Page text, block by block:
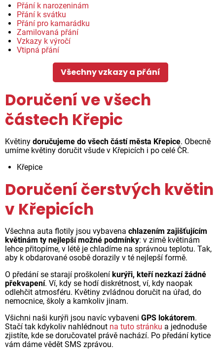
Přání k narozeninám
Přání k svátku
Přání pro kamarádku
Zamilovaná přání
Vzkazy k výročí
Vtipná přání
Všechny vzkazy a přání
Doručení ve všech
částech Křepic
Květiny doručujeme do všech částí města Křepice. Obecně
umíme květiny doručit všude v Křepicích i po celé ČR.
Křepice
Doručení čerstvých květin
v Křepicích
Všechna auta flotily jsou vybavena chlazením zajišťujícím
květinám ty nejlepší možné podmínky: v zimě květinám
lehce přitopíme, v létě je chladíme na správnou teplotu. Tak,
aby k obdarované osobě dorazily v té nejlepší formě.
O předání se starají proškolení kurýři, kteří nezkazí žádné
překvapení. Ví, kdy se hodí diskrétnost, ví, kdy naopak
odlehčit atmosféru. Květiny zvládnou doručit na úřad, do
nemocnice, školy a kamkoliv jinam.
Všichni naši kurýři jsou navíc vybaveni GPS lokátorem.
Stačí tak kdykoliv nahlédnout na tuto stránku a jednoduše
zjistíte, kde se doručovatel právě nachází. Po předání kytice
vám dáme vědět SMS zprávou.